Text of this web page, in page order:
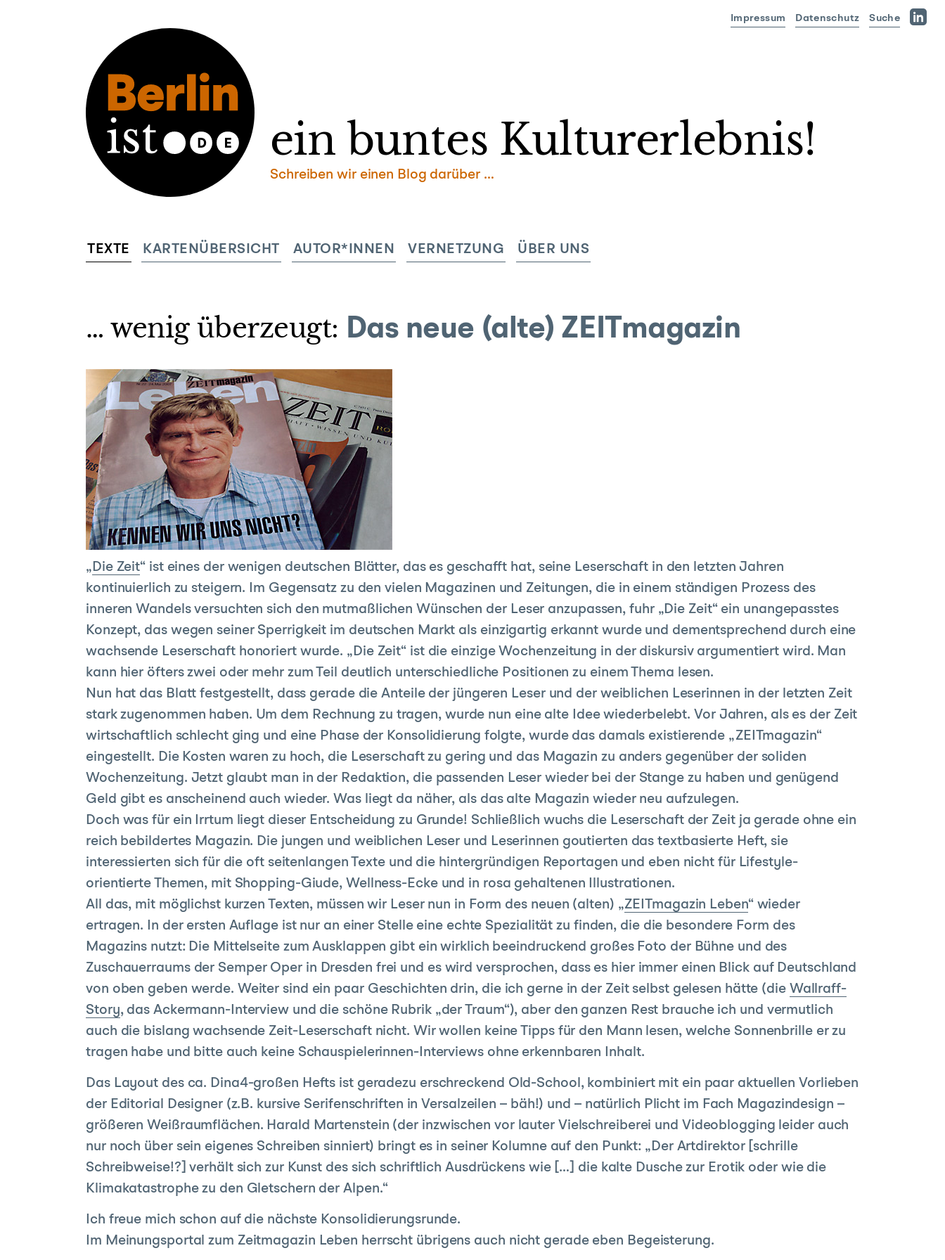
ein buntes Kulturerlebnis!
Schreiben wir einen Blog darüber …
TEXTE KARTENÜBERSICHT AUTOR*INNEN VERNETZUNG ÜBER UNS
Impressum Datenschutz
Suche
… wenig überzeugt: Das neue (alte) ZEITmagazin
„Die Zeit“ ist eines der wenigen deutschen Blätter, das es geschafft hat, seine Leserschaft in den letzten Jahren
kontinuierlich zu steigern. Im Gegensatz zu den vielen Magazinen und Zeitungen, die in einem ständigen Prozess des
inneren Wandels versuchten sich den mutmaßlichen Wünschen der Leser anzupassen, fuhr „Die Zeit“ ein unangepasstes
Konzept, das wegen seiner Sperrigkeit im deutschen Markt als einzigartig erkannt wurde und dementsprechend durch eine
wachsende Leserschaft honoriert wurde. „Die Zeit“ ist die einzige Wochenzeitung in der diskursiv argumentiert wird. Man
kann hier öfters zwei oder mehr zum Teil deutlich unterschiedliche Positionen zu einem Thema lesen.
Nun hat das Blatt festgestellt, dass gerade die Anteile der jüngeren Leser und der weiblichen Leserinnen in der letzten Zeit
stark zugenommen haben. Um dem Rechnung zu tragen, wurde nun eine alte Idee wiederbelebt. Vor Jahren, als es der Zeit
wirtschaftlich schlecht ging und eine Phase der Konsolidierung folgte, wurde das damals existierende „ZEITmagazin“
eingestellt. Die Kosten waren zu hoch, die Leserschaft zu gering und das Magazin zu anders gegenüber der soliden
Wochenzeitung. Jetzt glaubt man in der Redaktion, die passenden Leser wieder bei der Stange zu haben und genügend
Geld gibt es anscheinend auch wieder. Was liegt da näher, als das alte Magazin wieder neu aufzulegen.
Doch was für ein Irrtum liegt dieser Entscheidung zu Grunde! Schließlich wuchs die Leserschaft der Zeit ja gerade ohne ein
reich bebildertes Magazin. Die jungen und weiblichen Leser und Leserinnen goutierten das textbasierte Heft, sie
interessierten sich für die oft seitenlangen Texte und die hintergründigen Reportagen und eben nicht für Lifestyle-
orientierte Themen, mit Shopping-Giude, Wellness-Ecke und in rosa gehaltenen Illustrationen.
All das, mit möglichst kurzen Texten, müssen wir Leser nun in Form des neuen (alten) „ZEITmagazin Leben“ wieder
ertragen. In der ersten Auflage ist nur an einer Stelle eine echte Spezialität zu finden, die die besondere Form des
Magazins nutzt: Die Mittelseite zum Ausklappen gibt ein wirklich beeindruckend großes Foto der Bühne und des
Zuschauerraums der Semper Oper in Dresden frei und es wird versprochen, dass es hier immer einen Blick auf Deutschland
von oben geben werde. Weiter sind ein paar Geschichten drin, die ich gerne in der Zeit selbst gelesen hätte (die Wallraff-
Story, das Ackermann-Interview und die schöne Rubrik „der Traum“), aber den ganzen Rest brauche ich und vermutlich
auch die bislang wachsende Zeit-Leserschaft nicht. Wir wollen keine Tipps für den Mann lesen, welche Sonnenbrille er zu
tragen habe und bitte auch keine Schauspielerinnen-Interviews ohne erkennbaren Inhalt.
Das Layout des ca. Dina4-großen Hefts ist geradezu erschreckend Old-School, kombiniert mit ein paar aktuellen Vorlieben
der Editorial Designer (z.B. kursive Serifenschriften in Versalzeilen – bäh!) und – natürlich Plicht im Fach Magazindesign –
größeren Weißraumflächen. Harald Martenstein (der inzwischen vor lauter Vielschreiberei und Videoblogging leider auch
nur noch über sein eigenes Schreiben sinniert) bringt es in seiner Kolumne auf den Punkt: „Der Artdirektor [schrille
Schreibweise!?] verhält sich zur Kunst des sich schriftlich Ausdrückens wie […] die kalte Dusche zur Erotik oder wie die
Klimakatastrophe zu den Gletschern der Alpen.“
Ich freue mich schon auf die nächste Konsolidierungsrunde.
Im Meinungsportal zum Zeitmagazin Leben herrscht übrigens auch nicht gerade eben Begeisterung.